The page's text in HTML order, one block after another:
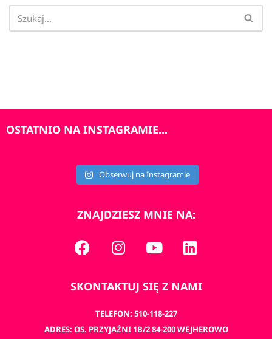
OSTATNIO NA INSTAGRAMIE...
Obserwuj na Instagramie
ZNAJDZIESZ MNIE NA:
SKONTAKTUJ SIĘ Z NAMI
TELEFON: 510-118-227
ADRES: OS. PRZYJAŹNI 1B/2 84-200 WEJHEROWO